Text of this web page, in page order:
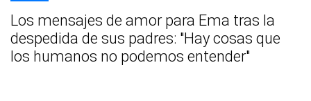
Los mensajes de amor para Ema tras la
despedida de sus padres: "Hay cosas que
los humanos no podemos entender"